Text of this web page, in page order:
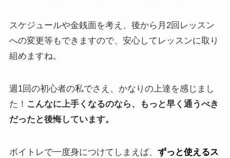
スケジュールや金銭面を考え、後から月2回レッスン
への変更等もできますので、安心してレッスンに取り
組めますね。
週1回の初心者の私でさえ、かなりの上達を感じまし
た！ こんなに上手くなるのなら、もっと早く通うべき
だったと後悔しています。
ボイトレで一度身につけてしまえば、 ずっと使えるス